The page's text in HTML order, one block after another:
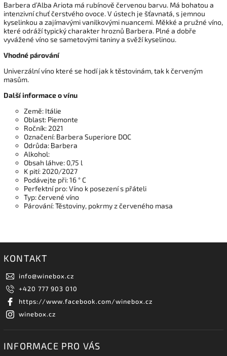
Barbera d’Alba Ariota má rubínově červenou barvu. Má bohatou a
intenzivní chuť čerstvého ovoce. V ústech je šťavnatá, s jemnou
kyselinkou a zajímavými vanilkovými nuancemi. Měkké a pružné víno,
které odráží typický charakter hroznů Barbera. Plné a dobře
vyvážené víno se sametovými taniny a svěží kyselinou.
Vhodné párování
Univerzální víno které se hodí jak k těstovinám, tak k červeným
masům.
Další informace o vínu
Země: Itálie
Oblast: Piemonte
Ročník: 2021
Označení: Barbera Superiore DOC
Odrůda: Barbera
Alkohol:
Obsah láhve: 0,75 l
K pití: 2020/2027
Podávejte při: 16 ° C
Perfektní pro: Víno k posezení s přáteli
Typ: červené víno
Párování: Těstoviny, pokrmy z červeného masa
KONTAKT
info@winebox.cz
+420 777 903 010
https://www.facebook.com/winebox.cz
winebox.cz
INFORMACE PRO VÁS